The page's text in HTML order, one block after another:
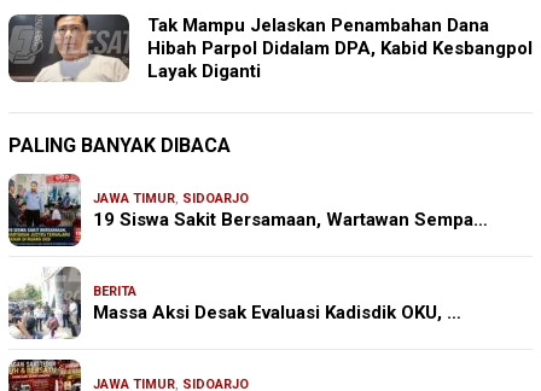
Tak Mampu Jelaskan Penambahan Dana
Hibah Parpol Didalam DPA, Kabid Kesbangpol
Layak Diganti
PALING BANYAK DIBACA
JAWA TIMUR, SIDOARJO
19 Siswa Sakit Bersamaan, Wartawan Sempa…
BERITA
Massa Aksi Desak Evaluasi Kadisdik OKU, …
JAWA TIMUR, SIDOARJO